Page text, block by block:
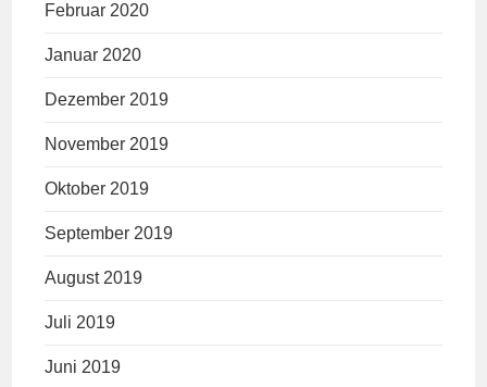
Februar 2020
Januar 2020
Dezember 2019
November 2019
Oktober 2019
September 2019
August 2019
Juli 2019
Juni 2019